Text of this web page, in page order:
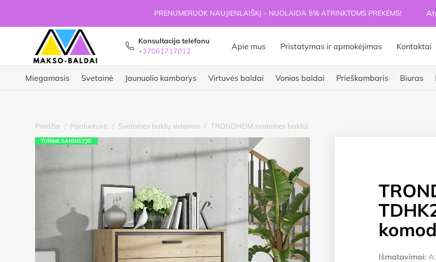
PRENUMERUOK NAUJIENLAIŠKĮ – NUOLAIDA 5% ATRINKTOMS PREKĖMS!
Konsultacija telefonu
+37061717012
Apie mus Pristatymas ir apmokėjimas Kontaktai
Miegamasis Svetainė Jaunuolio kambarys Virtuvės baldai Vonios baldai Prieškambaris Biuras
Pradžia / Parduotuvė / Svetainės baldų sistemos / TRONDHEIM svetainės baldai
TURIME SANDĖLYJE!
Išmatavimai: